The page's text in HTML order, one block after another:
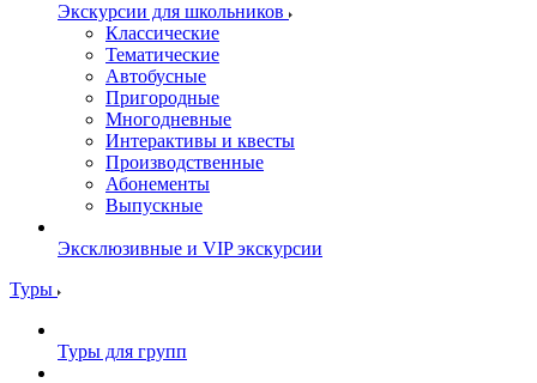
Экскурсии для школьников
Классические
Тематические
Автобусные
Пригородные
Многодневные
Интерактивы и квесты
Производственные
Абонементы
Выпускные
Эксклюзивные и VIP экскурсии
Туры
Туры для групп